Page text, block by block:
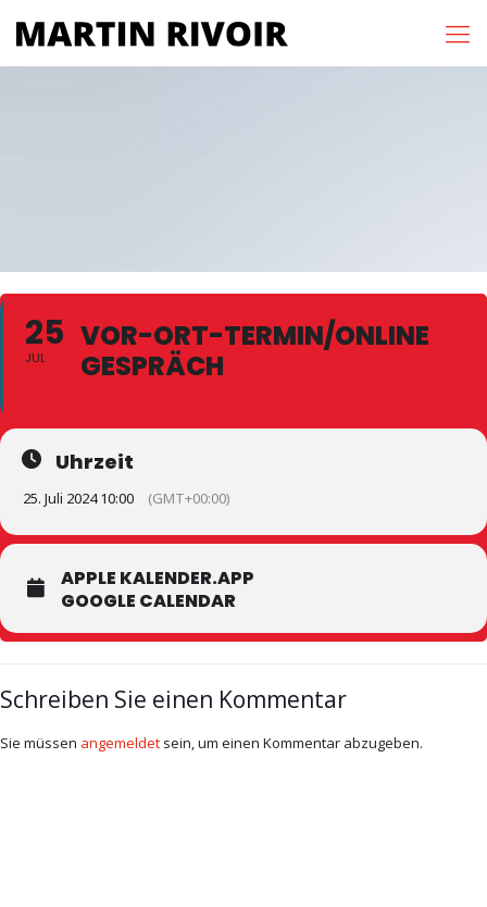
25
JUL
VOR-ORT-TERMIN/ONLINE
GESPRÄCH
Uhrzeit
25. Juli 2024 10:00 (GMT+00:00)
APPLE KALENDER.APP
GOOGLE CALENDAR
Schreiben Sie einen Kommentar
Sie müssen angemeldet sein, um einen Kommentar abzugeben.